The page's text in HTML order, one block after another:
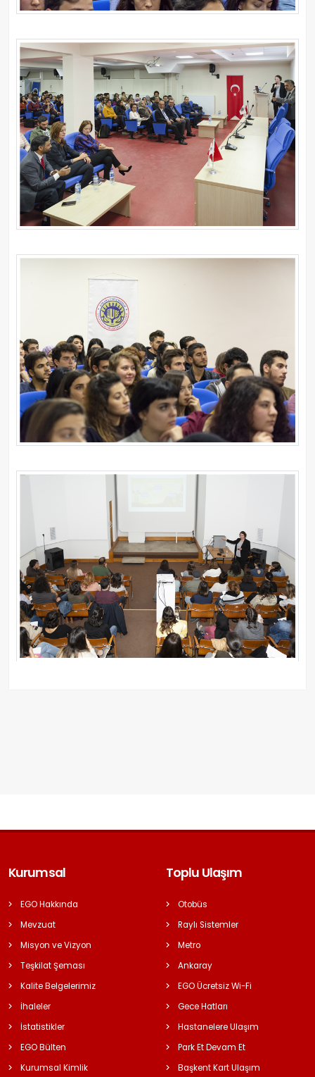
Kurumsal
EGO Hakkında
Mevzuat
Misyon ve Vizyon
Teşkilat Şeması
Kalite Belgelerimiz
İhaleler
İstatistikler
EGO Bülten
Kurumsal Kimlik
Toplu Ulaşım
Otobüs
Raylı Sistemler
Metro
Ankaray
EGO Ücretsiz Wi-Fi
Gece Hatları
Hastanelere Ulaşım
Park Et Devam Et
Başkent Kart Ulaşım